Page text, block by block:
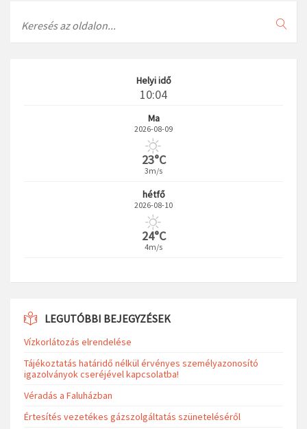
Helyi idő
10:04
Ma
2026-08-09
23°C
3m/s
hétfő
2026-08-10
24°C
4m/s
LEGUTÓBBI BEJEGYZÉSEK
Vízkorlátozás elrendelése
Tájékoztatás határidő nélkül érvényes személyazonosító
igazolványok cseréjével kapcsolatba!
Véradás a Faluházban
Értesítés vezetékes gázszolgáltatás szüneteléséről